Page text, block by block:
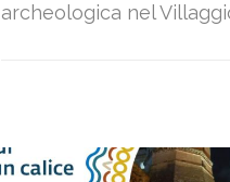
archeologica nel